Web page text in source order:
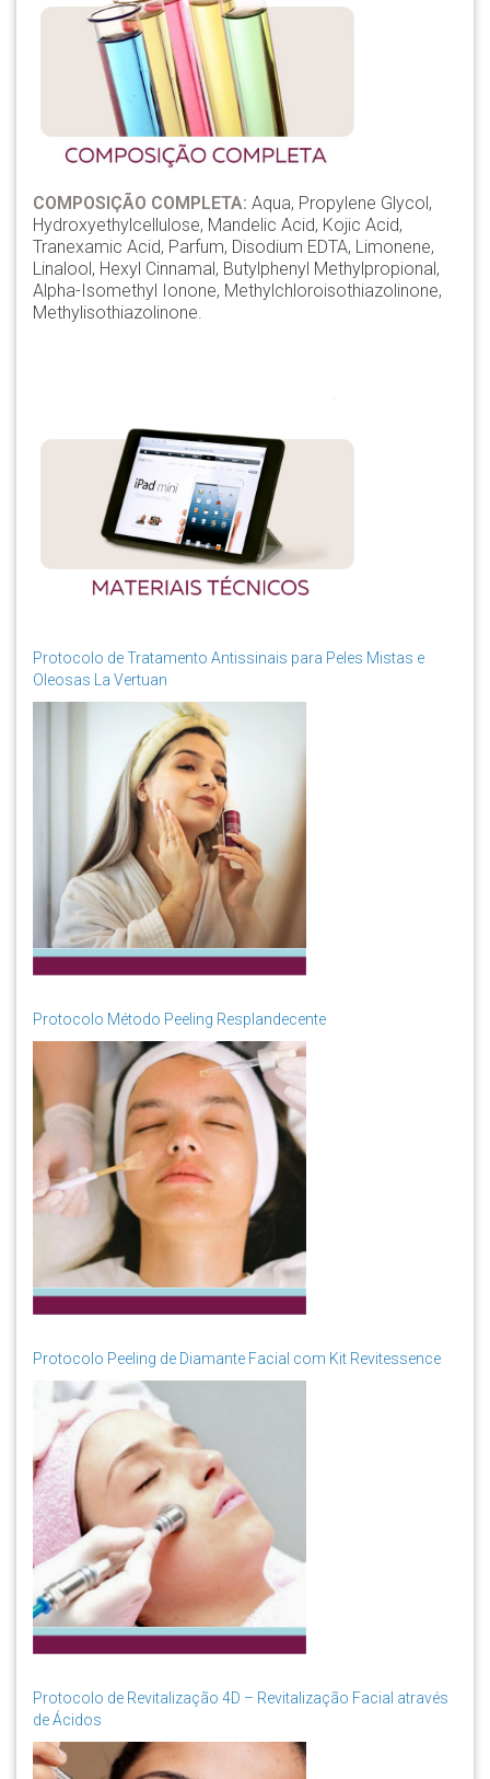
COMPOSIÇÃO COMPLETA: Aqua, Propylene Glycol,
Hydroxyethylcellulose, Mandelic Acid, Kojic Acid,
Tranexamic Acid, Parfum, Disodium EDTA, Limonene,
Linalool, Hexyl Cinnamal, Butylphenyl Methylpropional,
Alpha-Isomethyl Ionone, Methylchloroisothiazolinone,
Methylisothiazolinone.
Protocolo de Tratamento Antissinais para Peles Mistas e
Oleosas La Vertuan
Protocolo Método Peeling Resplandecente
Protocolo Peeling de Diamante Facial com Kit Revitessence
Protocolo de Revitalização 4D – Revitalização Facial através
de Ácidos